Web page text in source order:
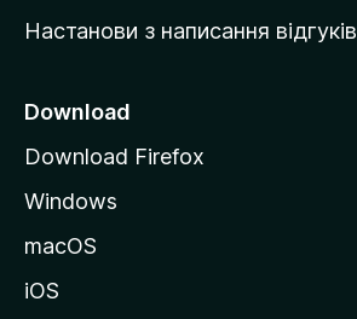
M
z
l
l
Настанови з написання відгуків
Download
Download Firefox
Windows
macOS
iOS